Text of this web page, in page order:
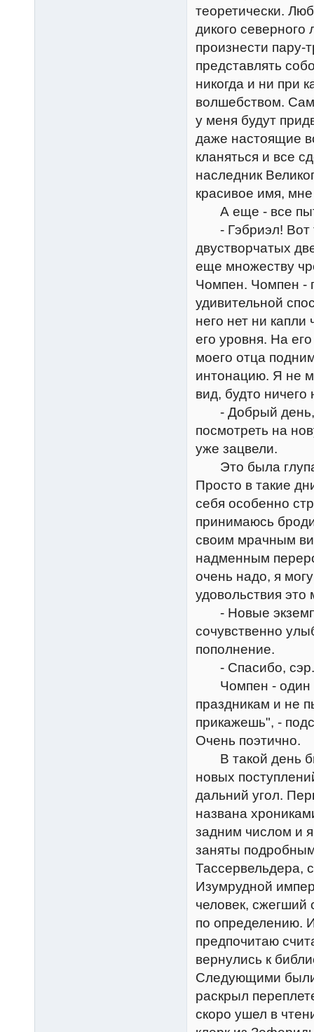
теоретически.
дикого
произнести пару-
представлять
никогда и ни при
волшебством.
у меня будут
даже настоящие
кланяться и все
наследник
красивое имя, мне
А еще - все
- Гэбриэл! Вот
двустворчатых
еще множеству
Чомпен. Чомпен -
удивительной
него нет ни
его уровня. На
моего отца
интонацию. Я не
вид, будто
- Добрый день,
посмотреть на
уже зацвели.
Это была
Просто в такие
себя особенно
принимаюсь
своим мрачным
надменным
очень надо, я
удовольствия это
- Новые
сочувственно
пополнение.
- Спасибо, сэр.
Чомпен - один
праздникам и не
прикажешь", -
Очень поэтично.
В такой день
новых
дальний угол.
названа
задним числом и
заняты
Тассервельдера,
Изумрудной
человек, сжегший
по определению.
предпочитаю
вернулись к
Следующими
раскрыл
скоро ушел в